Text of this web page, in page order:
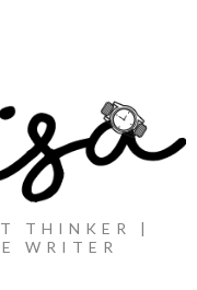
THINKER |
WRITER